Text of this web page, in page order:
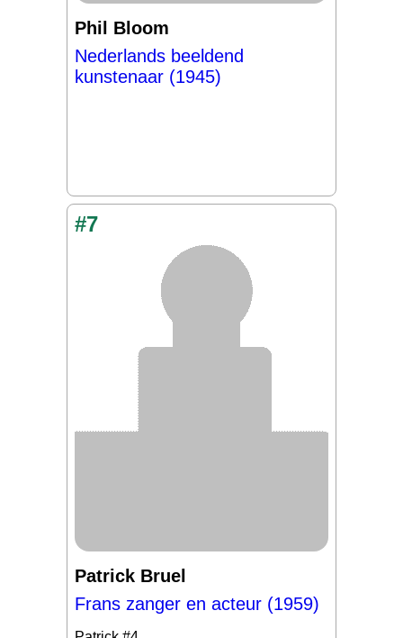
Phil Bloom
Nederlands beeldend
kunstenaar (1945)
#7
Patrick Bruel
Frans zanger en acteur (1959)